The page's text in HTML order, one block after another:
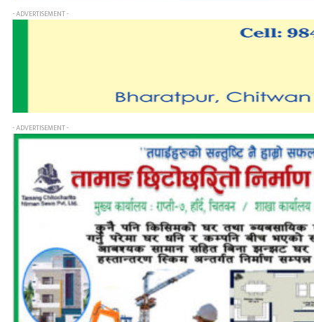
- ADVERTISEMENT -
- ADVERTISEMENT -